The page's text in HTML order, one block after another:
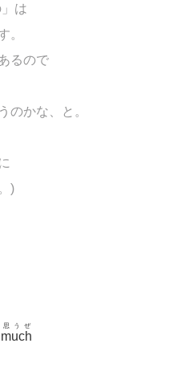
は
。
るので
のかな、と。
)
much
思うぜ